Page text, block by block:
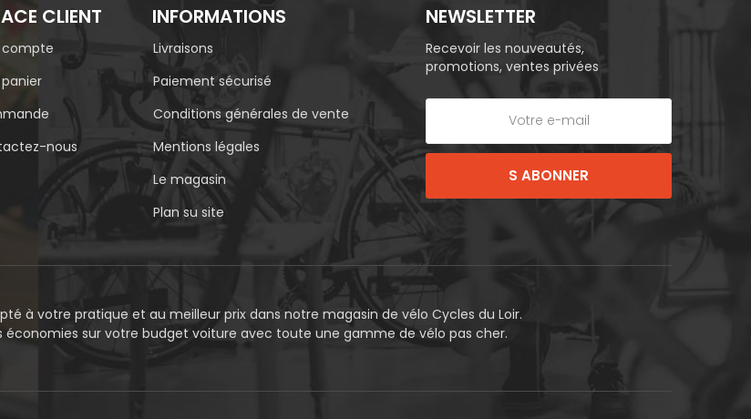
CLIENT
compte
nous
INFORMATIONS
Livraisons
Paiement sécurisé
Conditions générales de vente
Mentions légales
Le magasin
Plan su site
NEWSLETTER
Recevoir les nouveautés,
promotions, ventes privées
S ABONNER
à votre pratique et au meilleur prix dans notre magasin de vélo Cycles du Loir.
économies sur votre budget voiture avec toute une gamme de vélo pas cher.